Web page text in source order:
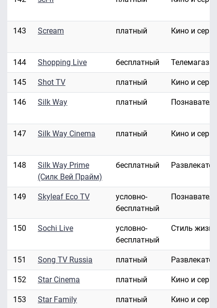
143 Scream платный Кино и
144 Shopping Live бесплатный
145 Shot TV платный Кино и
146 Silk Way платный
147 Silk Way Cinema платный Кино и
148
Silk Way Prime
(Силк Вей Прайм)
бесплатный
149 Skyleaf Eco TV
условно-
бесплатный
150 Sochi Live
условно-
бесплатный
Стиль жизни
151 Song TV Russia платный
152 Star Cinema платный Кино и
153 Star Family платный Кино и